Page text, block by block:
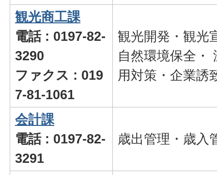
観光商工課
電話 : 0197-82-
3290
ファクス : 019
7-81-1061
観光開発・観光
自然環境保全・
用対策・企業誘
会計課
電話 : 0197-82-
3291
歳出管理・歳入